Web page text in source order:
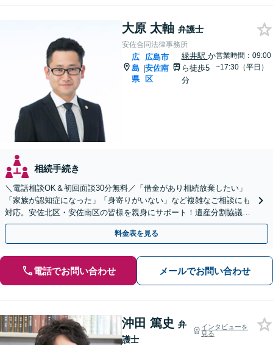
大原 太軸 弁護士
安佐合同法律事務所
広
島
県
|
広島市
安佐南
区
緑井駅 か
ら徒歩5
分
営業時間：09:00
~17:30（平日）
相続手続き
＼電話相談OK＆初回面談30分無料／「借金があり相続放棄したい」
「家族が認知症になった」「身寄りがいない」など複雑なご相談にも
対応。安佐北区・安佐南区の皆様を親身にサポート！遺産分割協議や
調停、遺言書作成、成年後見申し立て【JR緑井駅5分】
料金表を見る
電話でお問い合わせ メールでお問い合わせ
沖田 篤史 弁
護士
インタビューを
見る